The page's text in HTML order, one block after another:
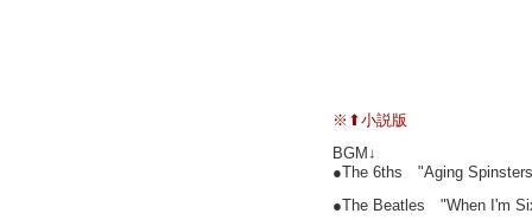
※⬆小説版
BGM↓
●The 6ths "Aging
●The Beatles "When I'm